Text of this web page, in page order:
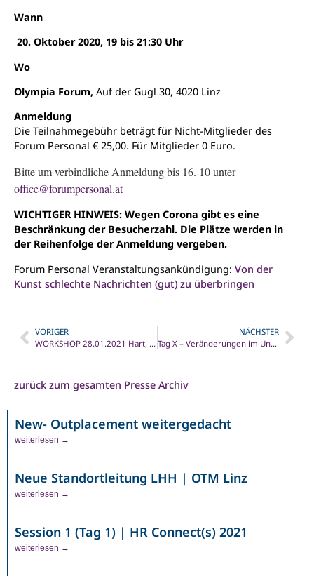
Wann
20. Oktober 2020, 19 bis 21:30 Uhr
Wo
Olympia Forum, Auf der Gugl 30, 4020 Linz
Anmeldung
Die Teilnahmegebühr beträgt für Nicht-Mitglieder des
Forum Personal € 25,00. Für Mitglieder 0 Euro.
Bitte um verbindliche Anmeldung bis 16. 10 unter
office@forumpersonal.at
WICHTIGER HINWEIS: Wegen Corona gibt es eine
Beschränkung der Besucherzahl. Die Plätze werden in
der Reihenfolge der Anmeldung vergeben.
Forum Personal Veranstaltungsankündigung: Von der
Kunst schlechte Nachrichten (gut) zu überbringen
VORIGER
WORKSHOP 28.01.2021 Hart, Aber Fair – Trennungsmanagement & Datenschutz
NÄCHSTER
Tag X – Veränderungen im Unternehmen fair gestalten und umsetzen
zurück zum gesamten Presse Archiv
New- Outplacement weitergedacht
weiterlesen →
Neue Standortleitung LHH | OTM Linz
weiterlesen →
Session 1 (Tag 1) | HR Connect(s) 2021
weiterlesen →